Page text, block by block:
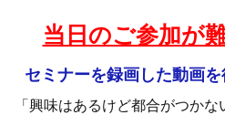
当日のご参加が
セミナーを録画した動画
「興味はあるけど都合がつか